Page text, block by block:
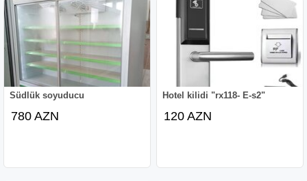
Südlük soyuducu
780 AZN
Hotel kilidi "rx118- E-s2"
120 AZN